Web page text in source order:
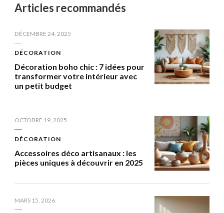
Articles recommandés
DÉCEMBRE 24, 2025
DÉCORATION
Décoration boho chic : 7 idées pour
transformer votre intérieur avec
un petit budget
OCTOBRE 19, 2025
DÉCORATION
Accessoires déco artisanaux : les
pièces uniques à découvrir en 2025
MARS 15, 2026